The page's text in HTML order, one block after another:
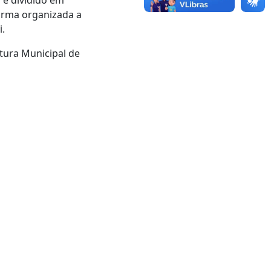
organizada a
Municipal de